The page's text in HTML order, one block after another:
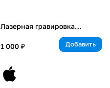
Лазерная гравировка
1 000 ₽
Добавить